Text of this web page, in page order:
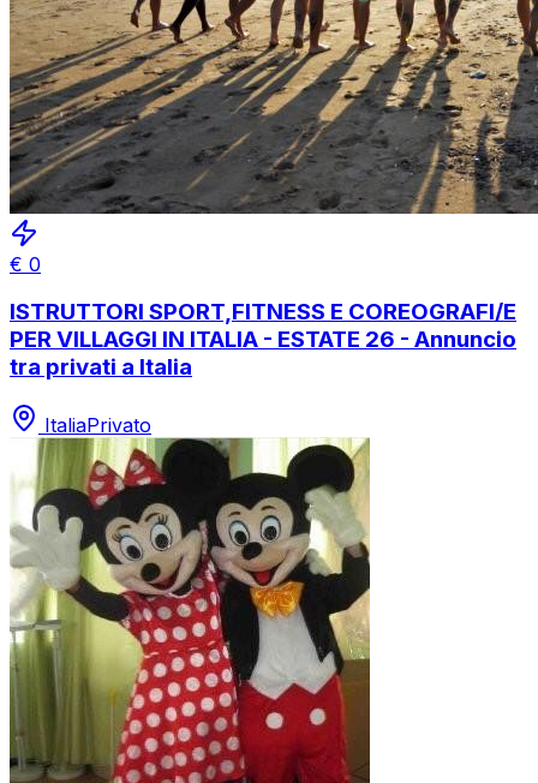
€ 0
ISTRUTTORI SPORT,FITNESS E COREOGRAFI/E
PER VILLAGGI IN ITALIA - ESTATE 26 - Annuncio
tra privati a Italia
ItaliaPrivato